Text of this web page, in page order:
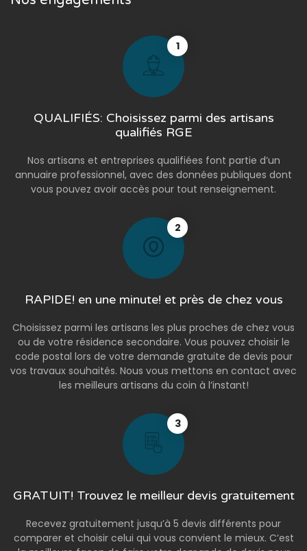
1
QUALIFIÉS: Choisissez parmi des artisans
qualifiés RGE
Nos artisans et entreprises qualifiées font partie d’un
annuaire professionnel, avec des données publiques dont
vous pouvez avoir accès pour tout renseignement.
2
RAPIDE! en une minute! et près de chez vous
Choisissez parmi les artisans les plus proches de chez vous
ou de votre résidence secondaire. Vous pouvez choisir le
code postal lors de votre demande gratuite de devis pour
vos travaux souhaités. Nous vous mettons en contact avec
les meilleurs artisans du coin à l’instant!
3
GRATUIT! Trouvez le meilleur devis gratuitement
Recevez gratuitement jusqu’à 5 devis différents pour
comparer et choisir celui qui vous convient le mieux. C’est